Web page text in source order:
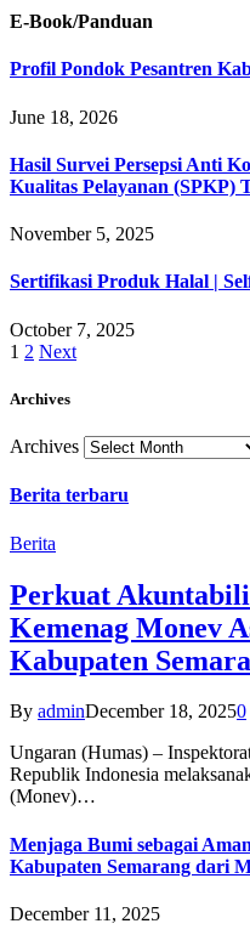
E-Book/Panduan
Profil Pondok Pesantren
June 18, 2026
Hasil Survei Persepsi Anti
Kualitas Pelayanan (SPKP)
November 5, 2025
Sertifikasi Produk Halal |
October 7, 2025
1 2 Next
Archives
Archives
Berita terbaru
Berita
Perkuat
Kemenag Monev
Kabupaten
By adminDecember 18, 20250
Ungaran (Humas) –
Republik Indonesia
(Monev)…
Menjaga Bumi sebagai
Kabupaten Semarang dari
December 11, 2025